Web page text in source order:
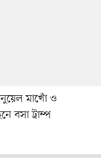
মাখোঁ ও
বসা ট্রাম্প